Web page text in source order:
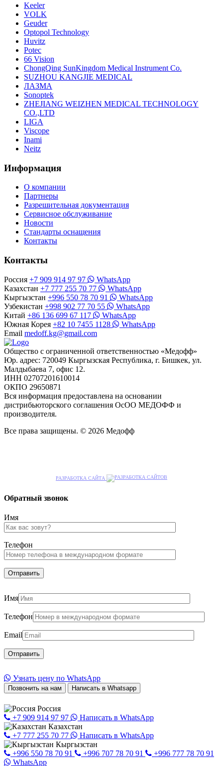
Keeler
VOLK
Geuder
Optopol Technology
Huvitz
Potec
66 Vision
ChongQing SunKingdom Medical Instrument Co.
SUZHOU KANGJIE MEDICAL
ЛАЗМА
Sonoptek
ZHEJIANG WEIZHEN MEDICAL TECHNOLOGY
CO.,LTD
LIGA
Viscope
Inami
Neitz
Информация
О компании
Партнеры
Разрешительная документация
Сервисное обслуживание
Новости
Стандарты оснащения
Контакты
Контакты
Россия +7 909 914 97 97
WhatsApp
Казахстан +7 777 255 70 77
WhatsApp
Кыргызстан +996 550 78 70 91
WhatsApp
Узбекистан +998 902 77 70 55
WhatsApp
Китай +86 136 699 67 117
WhatsApp
Южная Корея +82 10 7455 1128
WhatsApp
Email medoff.kg@gmail.com
Общество с ограниченной ответственностью «Медофф»
Юр. адрес: 720049 Кыргызская Республика, г. Бишкек, ул.
Малдыбаева 7, офис 12.
ИНН 02707201610014
ОКПО 29650871
Вся информация предоставлена на основании
дистрибьюторского соглашения ОсОО МЕДОФФ и
производителя.
Все права защищены. © 2026 Медофф
РАЗРАБОТКА САЙТА
Обратный звонок
Имя
Телефон
Имя
Телефон
Email
Узнать цену по WhatsApp
Позвонить на нам Написать в Whatsapp
Россия
+7 909 914 97 97
Написать в WhatsApp
Казахстан
+7 777 255 70 77
Написать в WhatsApp
Кыргызстан
+996 550 78 70 91
+996 707 78 70 91
+996 777 78 70 91
WhatsApp